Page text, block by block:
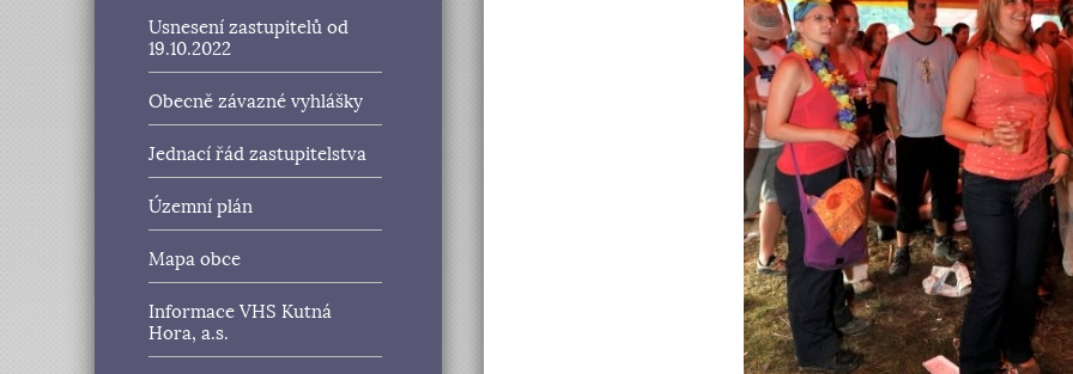
Usnesení zastupitelů od
19.10.2022
Obecně závazné vyhlášky
Jednací řád zastupitelstva
Územní plán
Mapa obce
Informace VHS Kutná
Hora, a.s.
zpět na výpis fotoalb